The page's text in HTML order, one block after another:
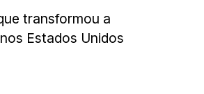
transformou a
Estados Unidos